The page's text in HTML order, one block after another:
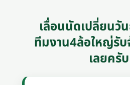
เลื่อนนัดเปลี่ยนวั
ทีมงาน4ล้อใหญ่รับ
เลยครับ